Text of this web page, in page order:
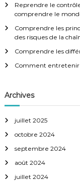
t
i
o
d
e
l
’
e
:
Reprendre le
comprendre le
Comprendre les
des risques de la
Comprendre les
Comment
Archives
juillet 2025
octobre 2024
septembre 2024
août 2024
juillet 2024